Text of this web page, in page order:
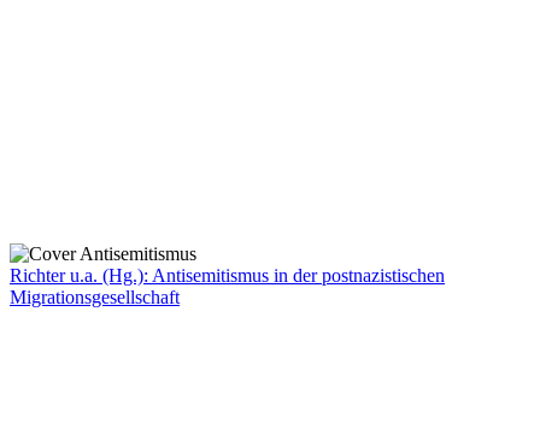
Richter u.a. (Hg.): Antisemitismus in der postnazistischen
Migrationsgesellschaft